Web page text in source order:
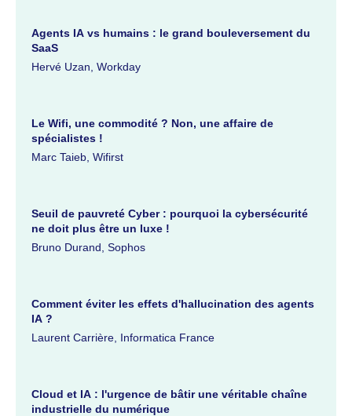
Agents IA vs humains : le grand bouleversement du
SaaS
Hervé Uzan, Workday
Le Wifi, une commodité ? Non, une affaire de
spécialistes !
Marc Taieb, Wifirst
Seuil de pauvreté Cyber : pourquoi la cybersécurité
ne doit plus être un luxe !
Bruno Durand, Sophos
Comment éviter les effets d'hallucination des agents
IA ?
Laurent Carrière, Informatica France
Cloud et IA : l'urgence de bâtir une véritable chaîne
industrielle du numérique